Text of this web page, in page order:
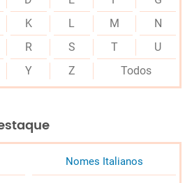
K L M
N
R S T
U
Y Z Todos
Nomes Italianos